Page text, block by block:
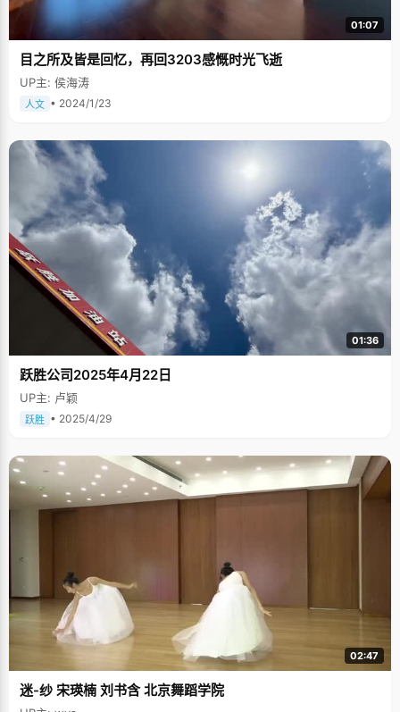
01:07
目之所及皆是回忆，再回3203感慨时光飞逝
UP主: 侯海涛
人文 • 2024/1/23
01:36
跃胜公司2025年4月22日
UP主: 卢颖
跃胜 • 2025/4/29
02:47
迷-纱 宋瑛楠 刘书含 北京舞蹈学院